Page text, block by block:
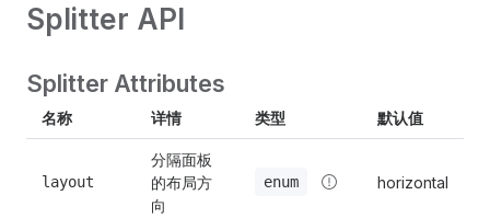
Splitter API
Splitter Attributes
名称 详情 类型 默认值
layout
分隔面板
的布局方
向
enum horizontal